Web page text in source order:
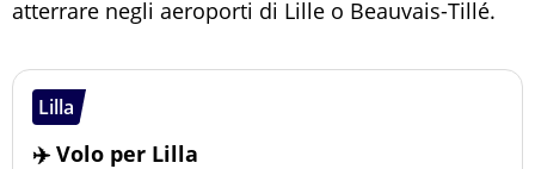
atterrare negli aeroporti di Lille o Beauvais-Tillé.
Lilla
✈️ Volo per Lilla